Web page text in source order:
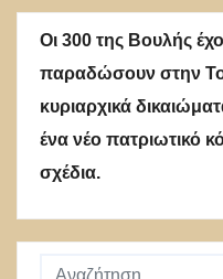
Οι 300 της Βουλής
παραδώσουν στην
κυριαρχικά
ένα νέο πατριωτικό
σχέδια.